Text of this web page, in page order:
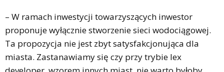
– W ramach inwestycji towarzyszących inwestor
proponuje wyłącznie stworzenie sieci wodociągowej.
Ta propozycja nie jest zbyt satysfakcjonująca dla
miasta. Zastanawiamy się czy przy trybie lex